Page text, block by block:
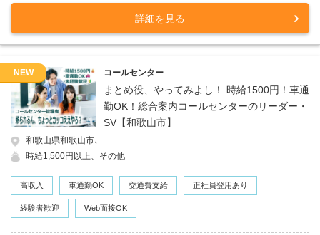
詳細を見る
NEW コールセンター
まとめ役、やってみよし！ 時給1500円！車通
勤OK！総合案内コールセンターのリーダー・
SV【和歌山市】
和歌山県和歌山市､
時給1,500円以上、その他
高収入 車通勤OK 交通費支給 正社員登用あり
経験者歓迎 Web面接OK